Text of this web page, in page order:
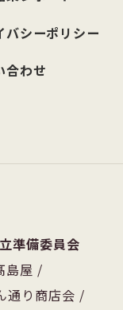
バシーポリシー
合わせ
準備委員会
島屋 /
通り商店会 /